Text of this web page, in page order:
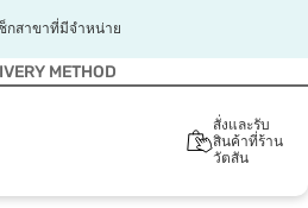
ช็กสาขาที่มีจำหน่าย
METHOD
สั่งและรับ
สินค้าที่ร้าน
วัตสัน